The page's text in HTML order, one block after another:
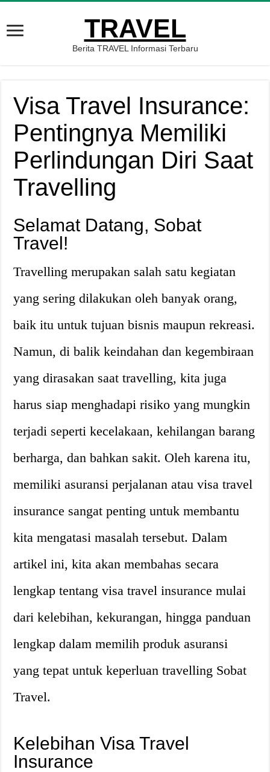
TRAVEL
Berita TRAVEL Informasi Terbaru
Visa Travel Insurance:
Pentingnya Memiliki
Perlindungan Diri Saat
Travelling
Selamat Datang, Sobat
Travel!
Travelling merupakan salah satu kegiatan
yang sering dilakukan oleh banyak orang,
baik itu untuk tujuan bisnis maupun rekreasi.
Namun, di balik keindahan dan kegembiraan
yang dirasakan saat travelling, kita juga
harus siap menghadapi risiko yang mungkin
terjadi seperti kecelakaan, kehilangan barang
berharga, dan bahkan sakit. Oleh karena itu,
memiliki asuransi perjalanan atau visa travel
insurance sangat penting untuk membantu
kita mengatasi masalah tersebut. Dalam
artikel ini, kita akan membahas secara
lengkap tentang visa travel insurance mulai
dari kelebihan, kekurangan, hingga panduan
lengkap dalam memilih produk asuransi
yang tepat untuk keperluan travelling Sobat
Travel.
Kelebihan Visa Travel
Insurance